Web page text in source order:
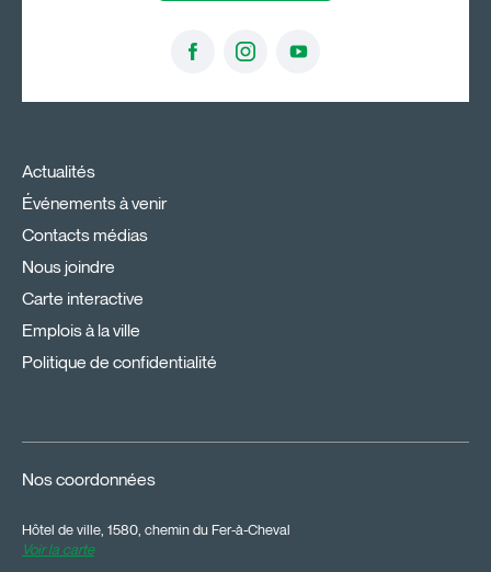
Actualités
Événements à venir
Contacts médias
Nous joindre
Carte interactive
Emplois à la ville
Politique de confidentialité
Nos coordonnées
Hôtel de ville, 1580, chemin du Fer-à-Cheval
Voir la carte